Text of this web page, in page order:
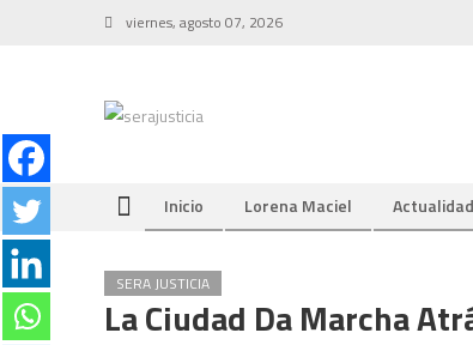
viernes, agosto 07, 2026
Inicio Lorena Maciel Actualidad
SERA JUSTICIA
La Ciudad Da Marcha